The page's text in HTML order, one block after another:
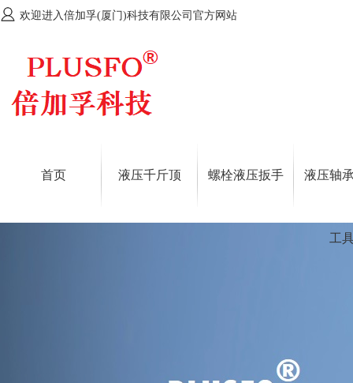
欢迎进入倍加孚(厦门)科技有限公司官方网站
首页 液压千斤顶 螺栓液压扳手 液压轴
工